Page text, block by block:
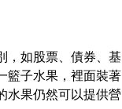
，如股票、債券、基
籃子水果，裡面裝著
水果仍然可以提供營